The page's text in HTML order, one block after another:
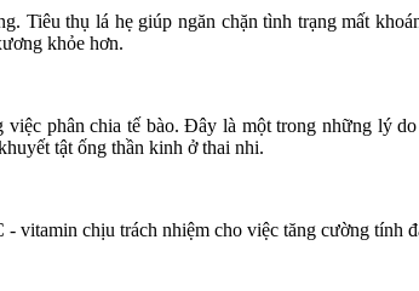
Tiêu thụ lá hẹ giúp ngăn chặn tình trạng mất
khỏe hơn.
phân chia tế bào. Đây là một trong những lý
tật ống thần kinh ở thai nhi.
chịu trách nhiệm cho việc tăng cường tính